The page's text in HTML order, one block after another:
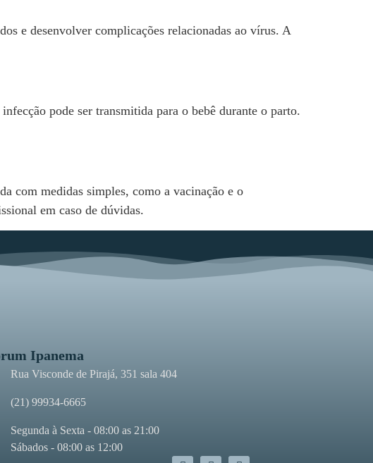
e desenvolver complicações relacionadas ao vírus. A
pode ser transmitida para o bebê durante o parto.
com medidas simples, como a vacinação e o
em caso de dúvidas.
Ipanema
Rua Visconde de Pirajá, 351 sala 404
(21) 99934-6665
Segunda à Sexta - 08:00 as 21:00
Sábados - 08:00 as 12:00